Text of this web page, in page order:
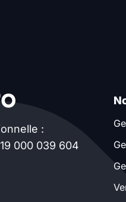
:
000 039 604